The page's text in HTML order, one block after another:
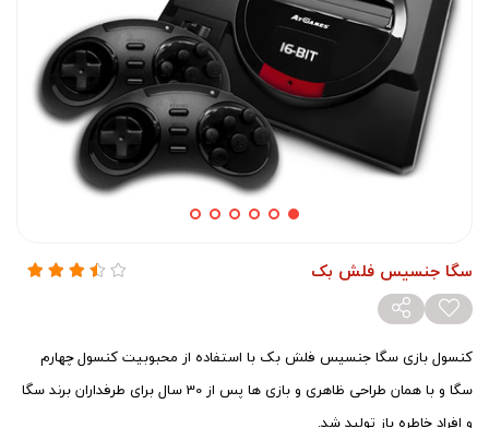
سگا جنسیس فلش بک
کنسول بازی سگا جنسیس فلش بک با استفاده از محبوبیت کنسول چهارم
سگا و با همان طراحی ظاهری و بازی ها پس از 30 سال برای طرفداران برند سگا
و افراد خاطره باز تولید شد.